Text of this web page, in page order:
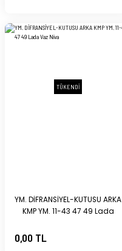
TÜKENDİ
YM. DİFRANSİYEL-KUTUSU ARKA
KMP YM. 11-43 47 49 Lada
0,00 TL